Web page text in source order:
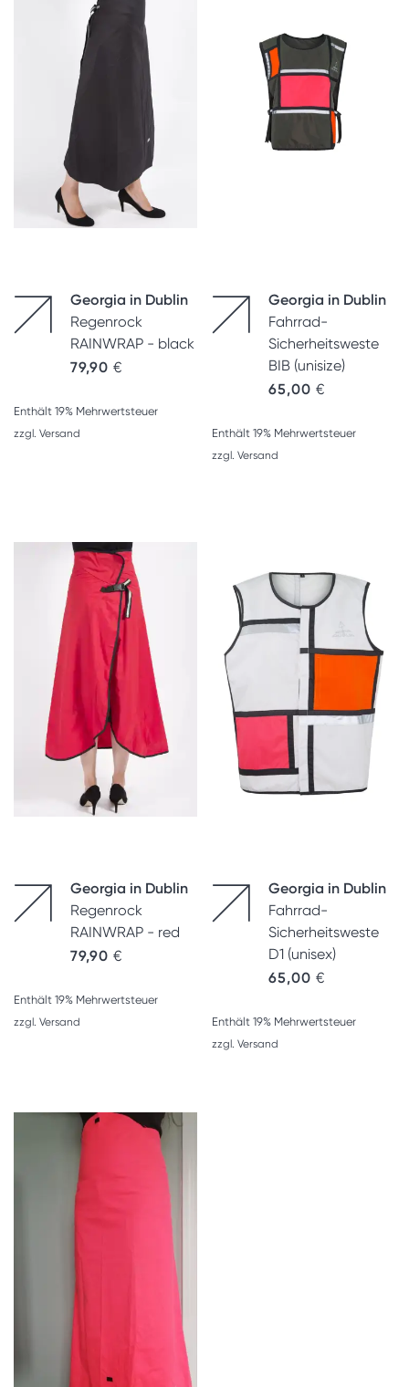
Georgia in Dublin
Regenrock
RAINWRAP - black
79,90 €
Enthält 19% Mehrwertsteuer
zzgl. Versand
Georgia in Dublin
Fahrrad-
Sicherheitsweste
BIB (unisize)
65,00 €
Enthält 19% Mehrwertsteuer
zzgl. Versand
Georgia in Dublin
Regenrock
RAINWRAP - red
79,90 €
Enthält 19% Mehrwertsteuer
zzgl. Versand
Georgia in Dublin
Fahrrad-
Sicherheitsweste
D1 (unisex)
65,00 €
Enthält 19% Mehrwertsteuer
zzgl. Versand